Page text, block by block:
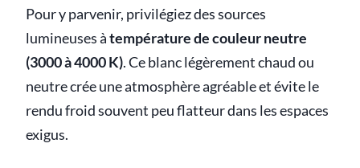
Pour y parvenir, privilégiez des sources
lumineuses àtempérature de couleur neutre
(3000 à 4000 K). Ce blanc légèrement chaud ou
neutre crée une atmosphère agréable et évite le
rendu froid souvent peu flatteur dans les espaces
exigus.